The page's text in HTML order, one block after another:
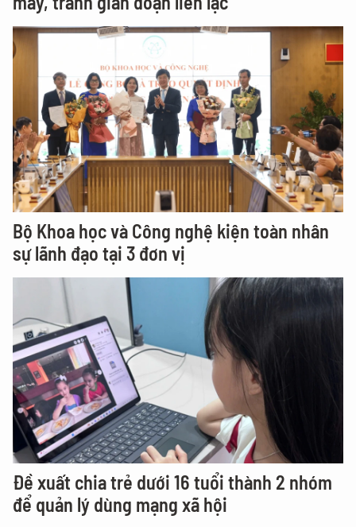
Bộ Khoa học và Công nghệ kiện toàn nhân
sự lãnh đạo tại 3 đơn vị
Đề xuất chia trẻ dưới 16 tuổi thành 2 nhóm
để quản lý dùng mạng xã hội